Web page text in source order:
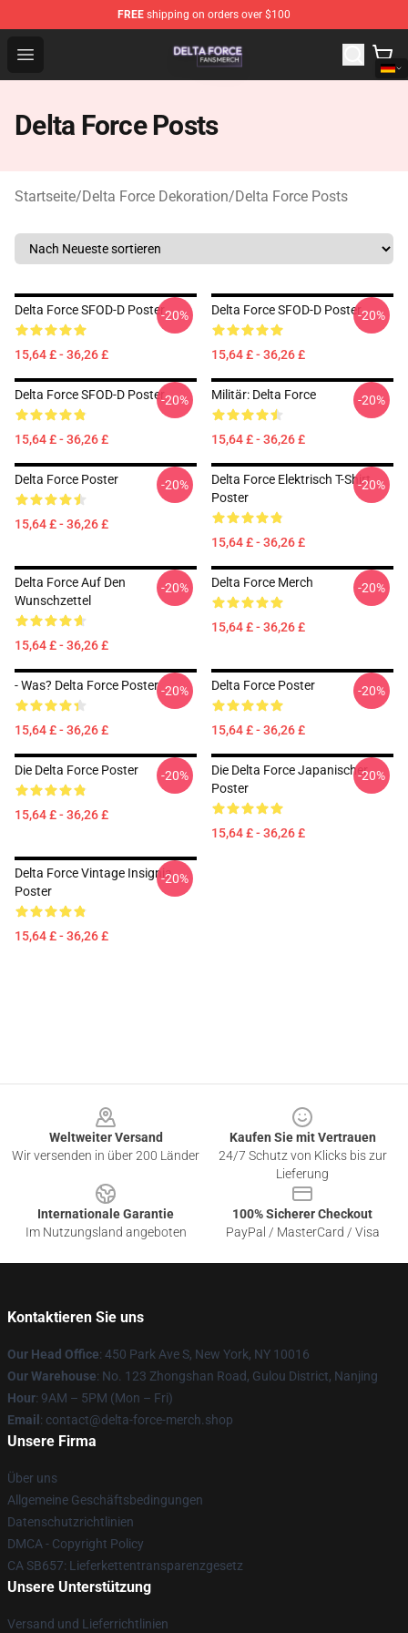
FREE shipping on orders over $100
Open menu
Delta Force Shop - Official Delta Force Merchandise
Delta Force Posts
Startseite/Delta Force Dekoration/Delta Force Posts
Delta Force SFOD-D Poster
15,64 £ - 36,26 £
-20% Delta Force SFOD-D Poster
15,64 £ - 36,26 £
-20%
Delta Force SFOD-D Poster
15,64 £ - 36,26 £
-20% Militär: Delta Force
15,64 £ - 36,26 £
-20%
Delta Force Poster
15,64 £ - 36,26 £
-20%
Delta Force Elektrisch T-Shirt
Poster
15,64 £ - 36,26 £
-20%
Delta Force Auf Den
Wunschzettel
15,64 £ - 36,26 £
-20% Delta Force Merch
15,64 £ - 36,26 £
-20%
- Was? Delta Force Poster
15,64 £ - 36,26 £
-20% Delta Force Poster
15,64 £ - 36,26 £
-20%
Die Delta Force Poster
15,64 £ - 36,26 £
-20%
Die Delta Force Japanischer
Poster
15,64 £ - 36,26 £
-20%
Delta Force Vintage Insignia
Poster
15,64 £ - 36,26 £
-20%
Weltweiter Versand
Wir versenden in über 200 Länder
Kaufen Sie mit Vertrauen
24/7 Schutz von Klicks bis zur
Lieferung
Internationale Garantie
Im Nutzungsland angeboten
100% Sicherer Checkout
PayPal / MasterCard / Visa
Kontaktieren Sie uns
Our Head Office: 450 Park Ave S, New York, NY 10016
Our Warehouse: No. 123 Zhongshan Road, Gulou District, Nanjing
Hour: 9AM – 5PM (Mon – Fri)
Email : contact@delta-force-merch.shop
Unsere Firma
Über uns
Allgemeine Geschäftsbedingungen
Datenschutzrichtlinien
DMCA - Copyright Policy
CA SB657: Lieferkettentransparenzgesetz
Unsere Unterstützung
Versand und Lieferrichtlinien